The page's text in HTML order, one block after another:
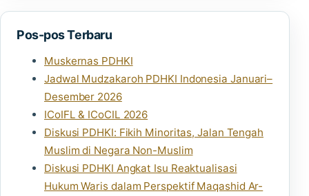
Pos-pos Terbaru
Muskernas PDHKI
Jadwal Mudzakaroh PDHKI Indonesia Januari–
Desember 2026
ICoIFL & ICoCIL 2026
Diskusi PDHKI: Fikih Minoritas, Jalan Tengah
Muslim di Negara Non-Muslim
Diskusi PDHKI Angkat Isu Reaktualisasi
Hukum Waris dalam Perspektif Maqashid Ar-